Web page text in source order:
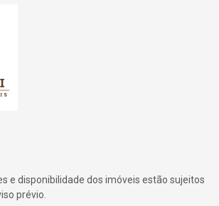
e disponibilidade dos imóveis estão sujeitos
prévio.